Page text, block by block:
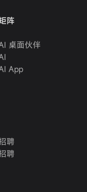
阵
桌面伙伴
App
聘
聘